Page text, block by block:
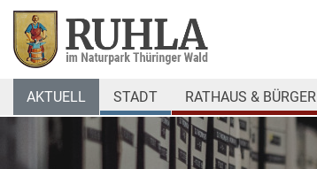
AKTUELL STADT RATHAUS & BÜRGER